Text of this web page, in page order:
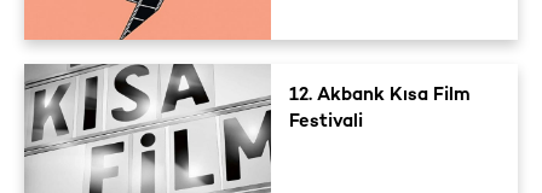
12. Akbank Kısa Film
Festivali